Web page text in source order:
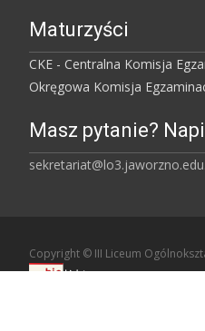
Maturzyści
CKE - Centralna Komisja
Okręgowa Komisja
Masz pytanie?
Copyright © III Liceum